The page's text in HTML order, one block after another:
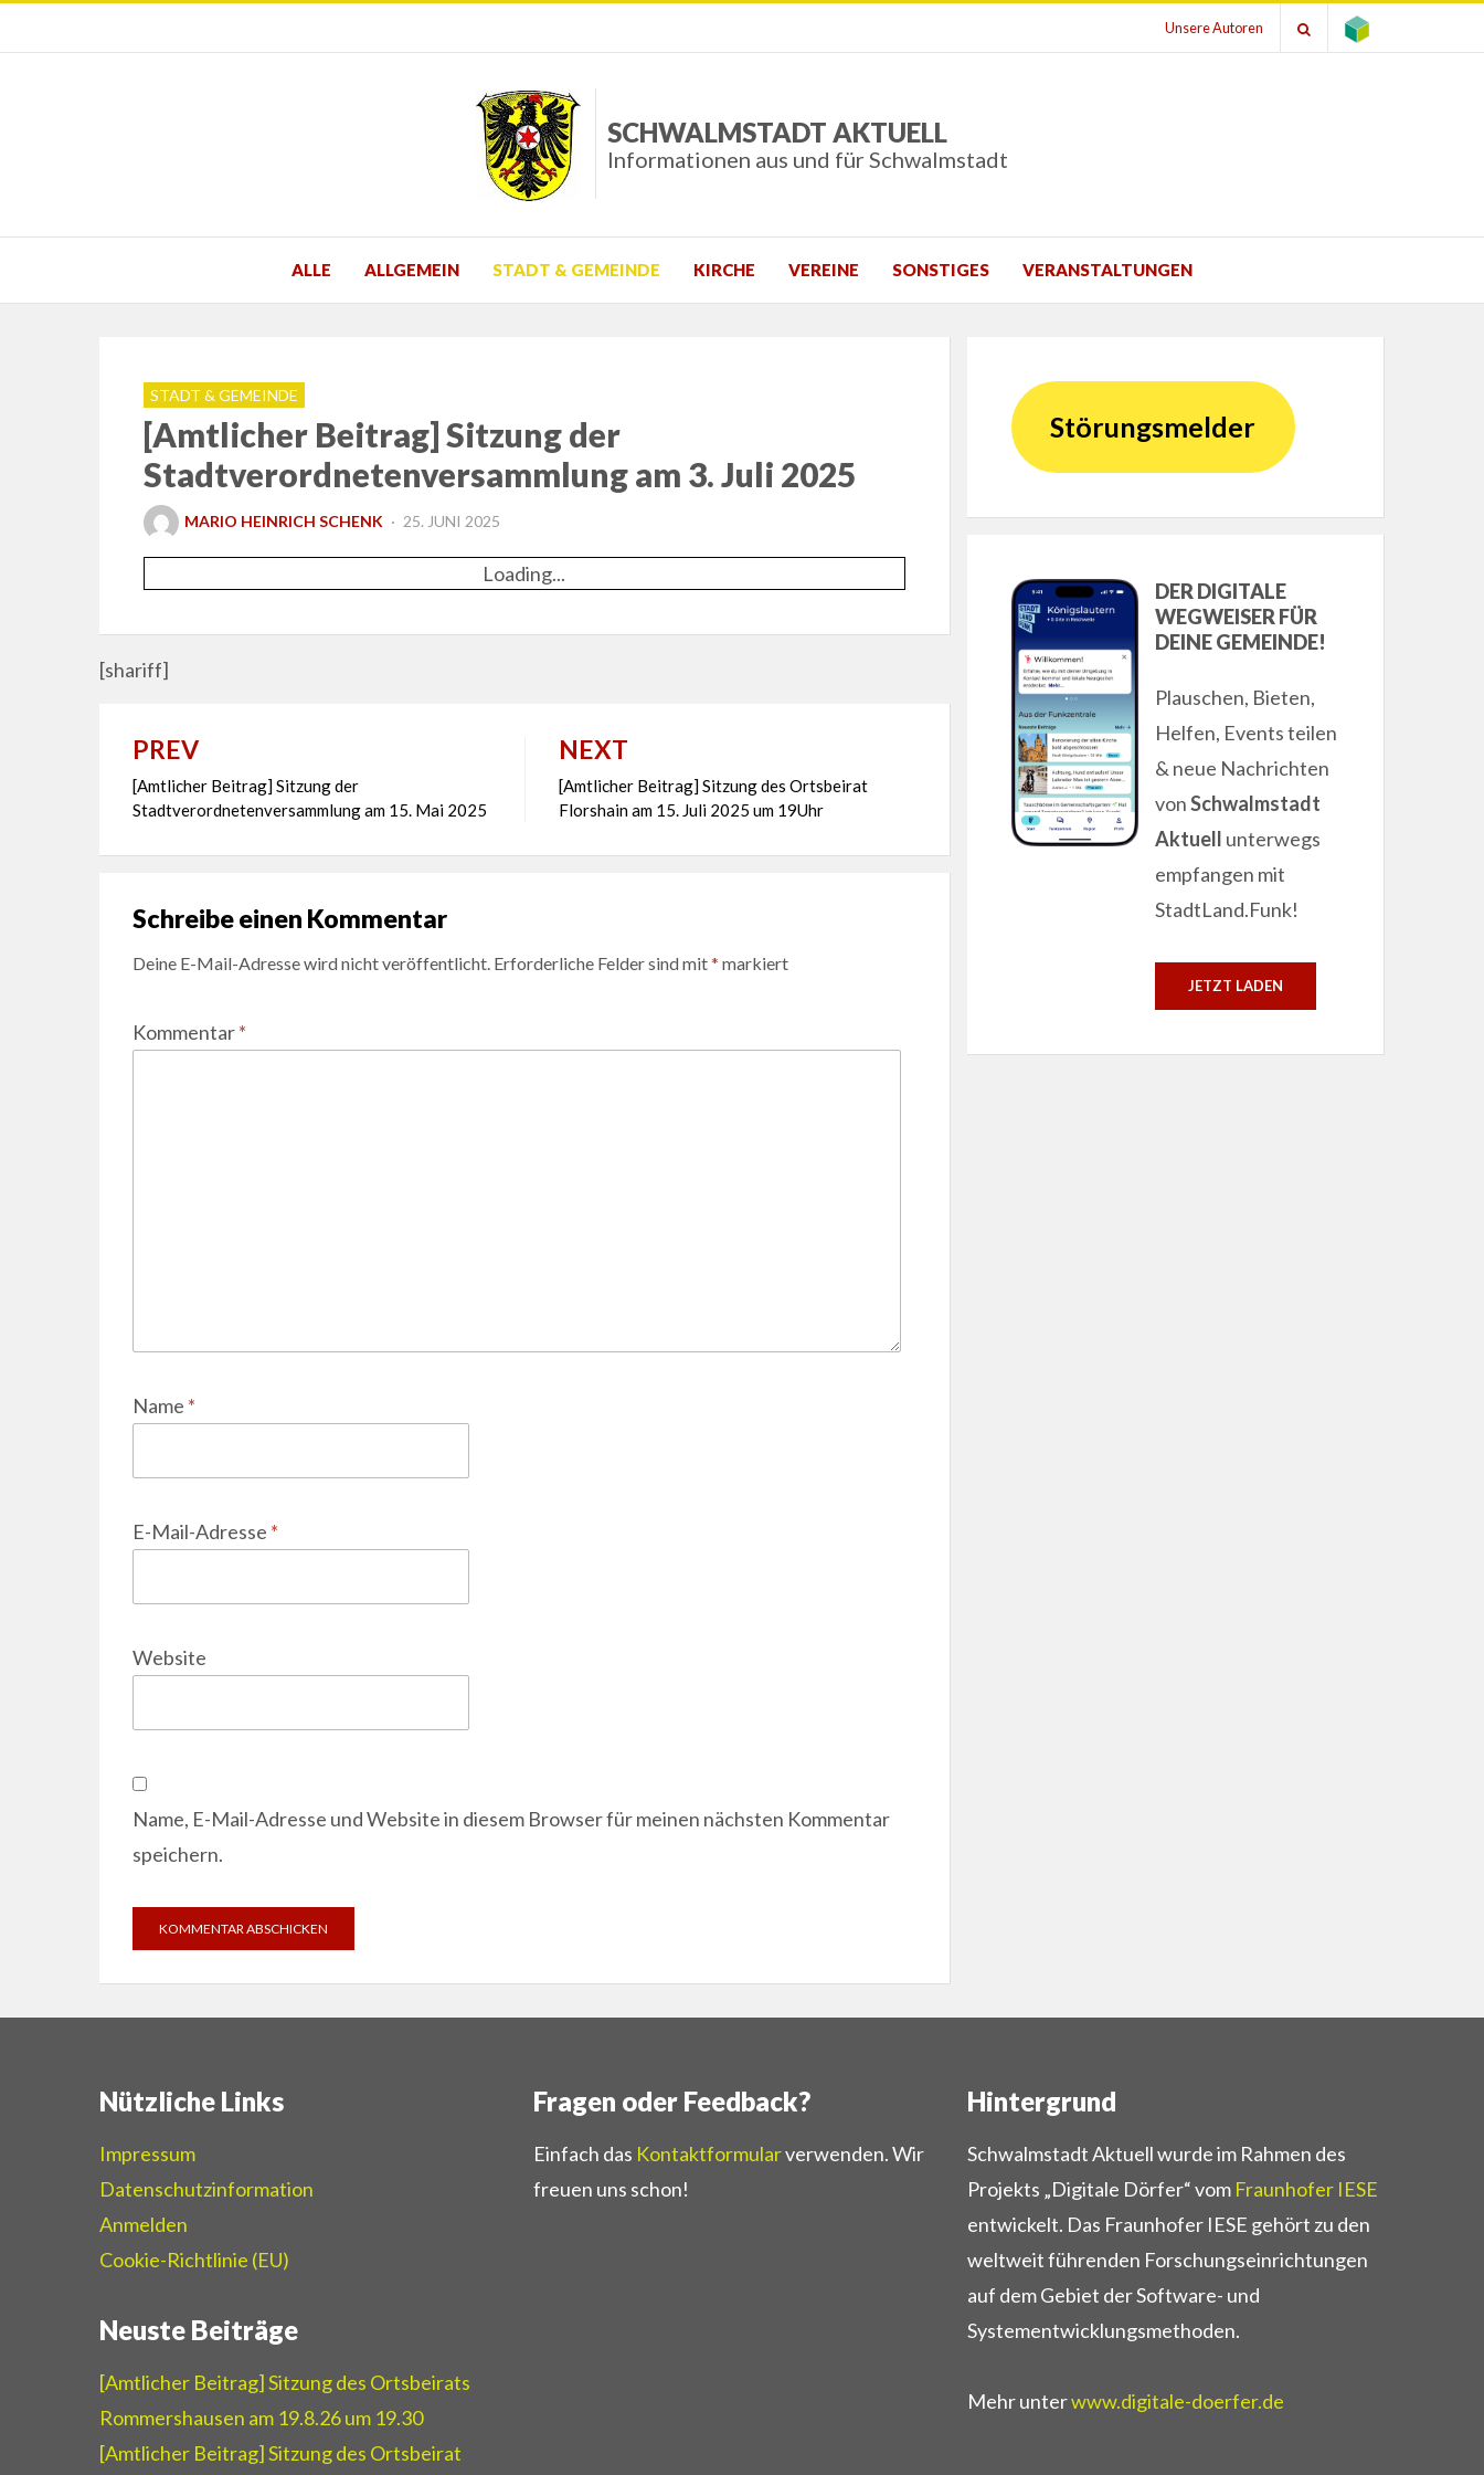
Unsere Autoren
SCHWALMSTADT AKTUELL
Informationen aus und für Schwalmstadt
ALLE ALLGEMEIN STADT & GEMEINDE KIRCHE VEREINE SONSTIGES VERANSTALTUNGEN
STADT & GEMEINDE
[Amtlicher Beitrag] Sitzung der
Stadtverordnetenversammlung am 3. Juli 2025
MARIO HEINRICH SCHENK
POSTED
25. JUNI 2025
Loading...
[shariff]
Beitragsnavigation
PREV
[Amtlicher Beitrag] Sitzung der
Stadtverordnetenversammlung am 15. Mai 2025
NEXT
[Amtlicher Beitrag] Sitzung des Ortsbeirat
Florshain am 15. Juli 2025 um 19Uhr
Schreibe einen Kommentar
Deine E-Mail-Adresse wird nicht veröffentlicht. Erforderliche Felder sind mit* markiert
Kommentar*
Name *
E-Mail-Adresse *
Website
Name, E-Mail-Adresse und Website in diesem Browser für meinen nächsten Kommentar
speichern.
Störungsmelder
DER DIGITALE
WEGWEISER FÜR
DEINE GEMEINDE!
Plauschen, Bieten,
Helfen, Events teilen
& neue Nachrichten
vonSchwalmstadt
Aktuell unterwegs
empfangen mit
StadtLand.Funk!
JETZT LADEN
Nützliche Links
Impressum
Datenschutzinformation
Anmelden
Cookie-Richtlinie (EU)
Neuste Beiträge
[Amtlicher Beitrag] Sitzung des Ortsbeirats
Rommershausen am 19.8.26 um 19.30
[Amtlicher Beitrag] Sitzung des Ortsbeirat
Fragen oder Feedback?
Einfach das Kontaktformularverwenden. Wir
freuen uns schon!
Hintergrund
Schwalmstadt Aktuell wurde im Rahmen des
Projekts „Digitale Dörfer“ vom Fraunhofer IESE
entwickelt. Das Fraunhofer IESE gehört zu den
weltweit führenden Forschungseinrichtungen
auf dem Gebiet der Software- und
Systementwicklungsmethoden.
Mehr unterwww.digitale-doerfer.de